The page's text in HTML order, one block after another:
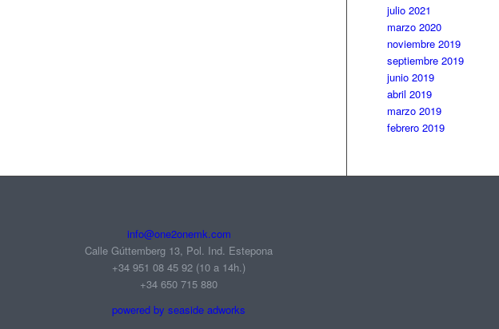
julio 2021
marzo 2020
noviembre 2019
septiembre 2019
junio 2019
abril 2019
marzo 2019
febrero 2019
info@one2onemk.com
Calle Gúttemberg 13, Pol. Ind. Estepona
+34 951 08 45 92‬ (10 a 14h.)
+34 650 715 880
powered by seaside adworks